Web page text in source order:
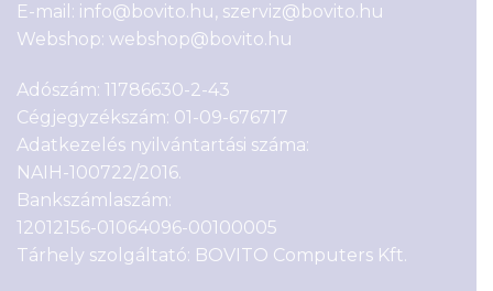
E-mail: info@bovito.hu, szerviz@bovito.hu
Webshop: webshop@bovito.hu
Adószám: 11786630-2-43
Cégjegyzékszám: 01-09-676717
Adatkezelés nyilvántartási száma:
NAIH-100722/2016.
Bankszámlaszám:
12012156-01064096-00100005
Tárhely szolgáltató: BOVITO Computers Kft.